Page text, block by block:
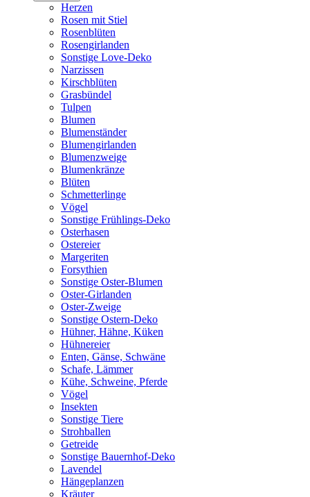
Herzen
Rosen mit Stiel
Rosenblüten
Rosengirlanden
Sonstige Love-Deko
Narzissen
Kirschblüten
Grasbündel
Tulpen
Blumen
Blumenständer
Blumengirlanden
Blumenzweige
Blumenkränze
Blüten
Schmetterlinge
Vögel
Sonstige Frühlings-Deko
Osterhasen
Ostereier
Margeriten
Forsythien
Sonstige Oster-Blumen
Oster-Girlanden
Oster-Zweige
Sonstige Ostern-Deko
Hühner, Hähne, Küken
Hühnereier
Enten, Gänse, Schwäne
Schafe, Lämmer
Kühe, Schweine, Pferde
Vögel
Insekten
Sonstige Tiere
Strohballen
Getreide
Sonstige Bauernhof-Deko
Lavendel
Hängeplanzen
Kräuter